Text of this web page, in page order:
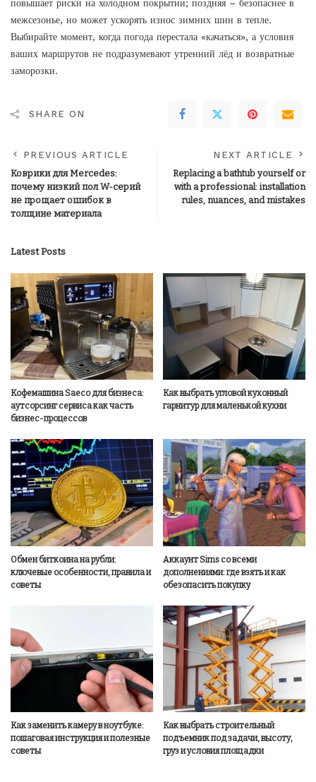
повышает риски на холодном покрытии; поздняя – безопаснее в
межсезонье, но может ускорять износ зимних шин в тепле.
Выбирайте момент, когда погода перестала «качаться», а условия
ваших маршрутов не подразумевают утренний лёд и возвратные
заморозки.
SHARE ON
PREVIOUS ARTICLE
Коврики для Mercedes:
почему низкий пол W-серий
не прощает ошибок в
толщине материала
NEXT ARTICLE
Replacing a bathtub yourself or
with a professional: installation
rules, nuances, and mistakes
Latest Posts
Кофемашина Saeco для бизнеса:
аутсорсинг сервиса как часть
бизнес-процессов
Как выбрать угловой кухонный
гарнитур для маленькой кухни
Обмен биткоина на рубли:
ключевые особенности, правила и
советы
Аккаунт Sims со всеми
дополнениями: где взять и как
обезопасить покупку
Как заменить камеру в ноутбуке:
пошаговая инструкция и полезные
советы
Как выбрать строительный
подъемник под задачи, высоту,
груз и условия площадки